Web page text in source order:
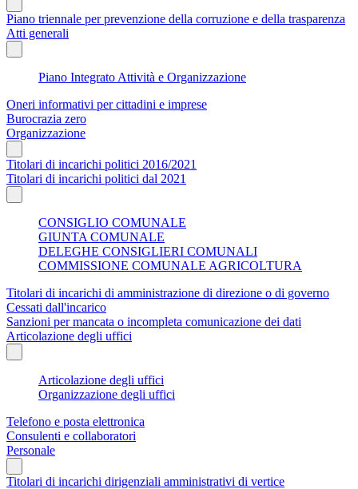
Piano triennale per prevenzione della corruzione e della trasparenza
Atti generali
Piano Integrato Attività e Organizzazione
Oneri informativi per cittadini e imprese
Burocrazia zero
Organizzazione
Titolari di incarichi politici 2016/2021
Titolari di incarichi politici dal 2021
CONSIGLIO COMUNALE
GIUNTA COMUNALE
DELEGHE CONSIGLIERI COMUNALI
COMMISSIONE COMUNALE AGRICOLTURA
Titolari di incarichi di amministrazione di direzione o di governo
Cessati dall'incarico
Sanzioni per mancata o incompleta comunicazione dei dati
Articolazione degli uffici
Articolazione degli uffici
Organizzazione degli uffici
Telefono e posta elettronica
Consulenti e collaboratori
Personale
Titolari di incarichi dirigenziali amministrativi di vertice